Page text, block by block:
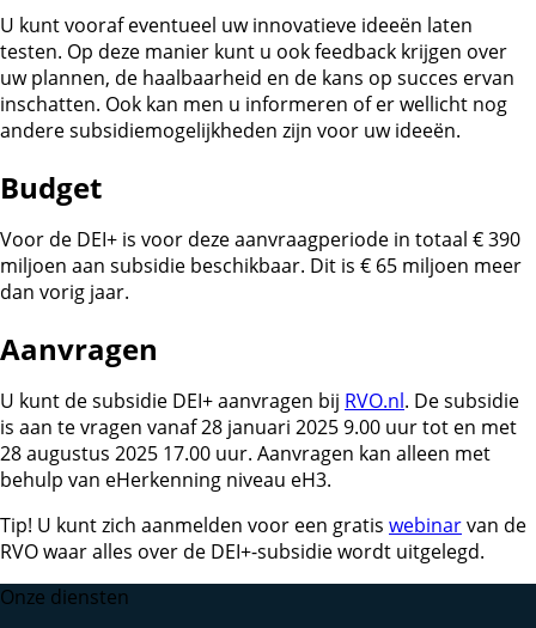
U kunt vooraf eventueel uw innovatieve ideeën laten
testen. Op deze manier kunt u ook feedback krijgen over
uw plannen, de haalbaarheid en de kans op succes ervan
inschatten. Ook kan men u informeren of er wellicht nog
andere subsidiemogelijkheden zijn voor uw ideeën.
Budget
Voor de DEI+ is voor deze aanvraagperiode in totaal € 390
miljoen aan subsidie beschikbaar. Dit is € 65 miljoen meer
dan vorig jaar.
Aanvragen
U kunt de subsidie DEI+ aanvragen bij RVO.nl. De subsidie
is aan te vragen vanaf 28 januari 2025 9.00 uur tot en met
28 augustus 2025 17.00 uur. Aanvragen kan alleen met
behulp van eHerkenning niveau eH3.
Tip! U kunt zich aanmelden voor een gratis webinarvan de
RVO waar alles over de DEI+-subsidie wordt uitgelegd.
Onze diensten